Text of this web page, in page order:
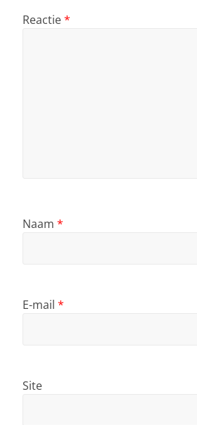
Reactie*
Naam *
E-mail *
Site